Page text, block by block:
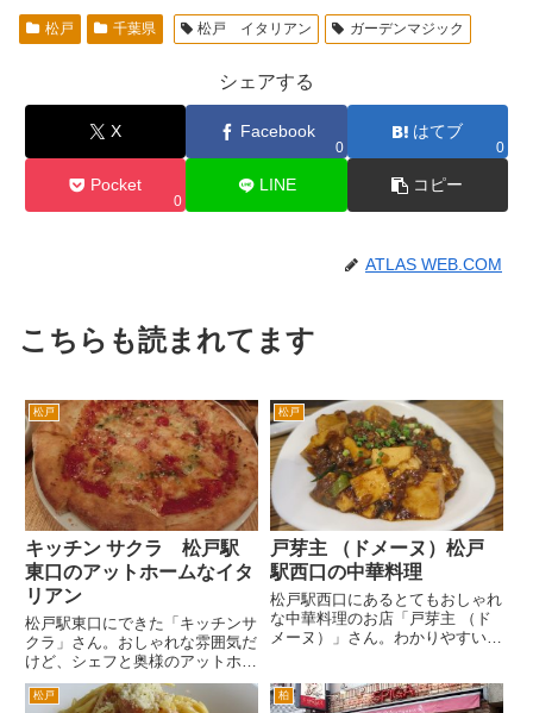
松戸 千葉県 松戸 イタリアン ガーデンマジック
シェアする
X Facebook
0
はてブ
0
Pocket
0
LINE コピー
ATLAS WEB.COM
こちらも読まれてます
松戸
キッチン サクラ 松戸駅
東口のアットホームなイタ
リアン
松戸駅東口にできた「キッチンサ
クラ」さん。おしゃれな雰囲気だ
けど、シェフと奥様のアットホー
ムな雰囲気のイタリアンです。
場所は、昔のタクギンがあったあ
松戸
戸芽主 （ドメーヌ）松戸
駅西口の中華料理
松戸駅西口にあるとてもおしゃれ
な中華料理のお店「戸芽主 （ド
メーヌ）」さん。わかりやすい道
すぐに旧水戸街道の交差点にぶ
松戸 柏